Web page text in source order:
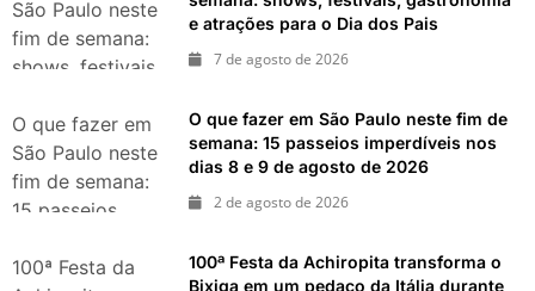
São Paulo neste
fim de semana:
shows, festivais,
atrações para o
Dia dos Pais
e atrações para o Dia dos Pais
7 de agosto de 2026
O que fazer em
São Paulo neste
fim de semana:
15 passeios
dias 8 e 9 de
O que fazer em São Paulo neste fim de
semana: 15 passeios imperdíveis nos
dias 8 e 9 de agosto de 2026
2 de agosto de 2026
100ª Festa da
100ª Festa da Achiropita transforma o
Bixiga em um pedaço da Itália durante